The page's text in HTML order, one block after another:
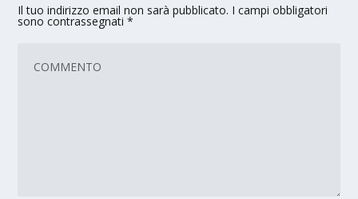
Il tuo indirizzo email non sarà pubblicato. I campi obbligatori
sono contrassegnati*